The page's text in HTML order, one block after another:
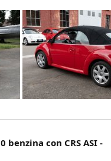
benzina con CRS ASI -